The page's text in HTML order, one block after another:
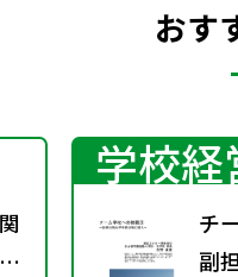
おす
学校経
チ
副